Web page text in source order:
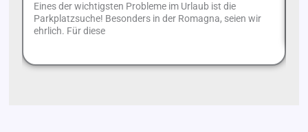
Eines der wichtigsten Probleme im Urlaub ist die
Parkplatzsuche! Besonders in der Romagna, seien wir
ehrlich. Für diese